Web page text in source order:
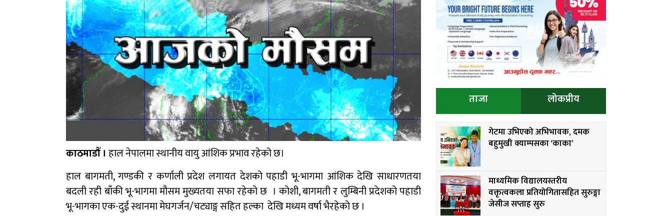
काठमाडौँ । हाल नेपालमा स्थानीय वायु आंशिक प्रभाव रहेको छ।
हाल बागमती, गण्डकी र कर्णाली प्रदेश लगायत देशको पहाडी भू-भागमा आंशिक देखि साधारणतया
बदली रही बाँकी भू-भागमा मौसम मुख्यतया सफा रहेको छ । कोशी, बागमती र लुम्बिनी प्रदेशको पहाडी
भू-भागका एक-दुई स्थानमा मेघगर्जन/चट्याङ्ग सहित हल्का देखि मध्यम वर्षा भैरहेको छ ।
ताजा लोकप्रीय
गेटमा उभिएको अभिभावक, दमक
बहुमुखी क्याम्पसका ‘काका’
माध्यमिक विद्यालयस्तरीय
वक्तृत्वकला प्रतियोगितासहित सुरुङ्गा
जेसीज सप्ताह सुरु